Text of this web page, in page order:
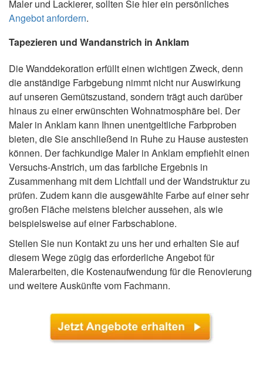
Maler und Lackierer, sollten Sie hier ein persönliches
Angebot anfordern.
Tapezieren und Wandanstrich in Anklam
Die Wanddekoration erfüllt einen wichtigen Zweck, denn
die anständige Farbgebung nimmt nicht nur Auswirkung
auf unseren Gemütszustand, sondern trägt auch darüber
hinaus zu einer erwünschten Wohnatmosphäre bei. Der
Maler in Anklam kann Ihnen unentgeltliche Farbproben
bieten, die Sie anschließend in Ruhe zu Hause austesten
können. Der fachkundige Maler in Anklam empfiehlt einen
Versuchs-Anstrich, um das farbliche Ergebnis in
Zusammenhang mit dem Lichtfall und der Wandstruktur zu
prüfen. Zudem kann die ausgewählte Farbe auf einer sehr
großen Fläche meistens bleicher aussehen, als wie
beispielsweise auf einer Farbschablone.
Stellen Sie nun Kontakt zu uns her und erhalten Sie auf
diesem Wege zügig das erforderliche Angebot für
Malerarbeiten, die Kostenaufwendung für die Renovierung
und weitere Auskünfte vom Fachmann.